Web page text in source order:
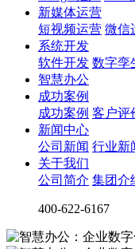
新媒体运营
短视频运营 微信
系统开发
软件开发 数字孪
智慧办公
成功案例
成功案例 客户评
新闻中心
公司新闻 行业新
关于我们
公司简介 集团介
400-622-6167